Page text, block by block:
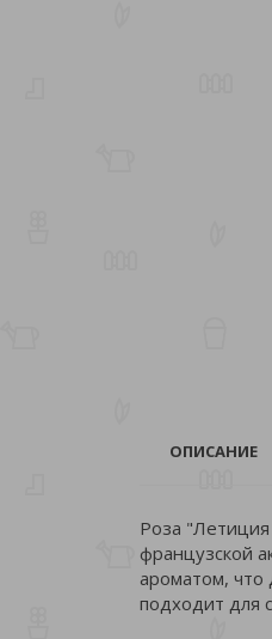
ОПИСАНИЕ
Роза
французской
ароматом, что
подходит для